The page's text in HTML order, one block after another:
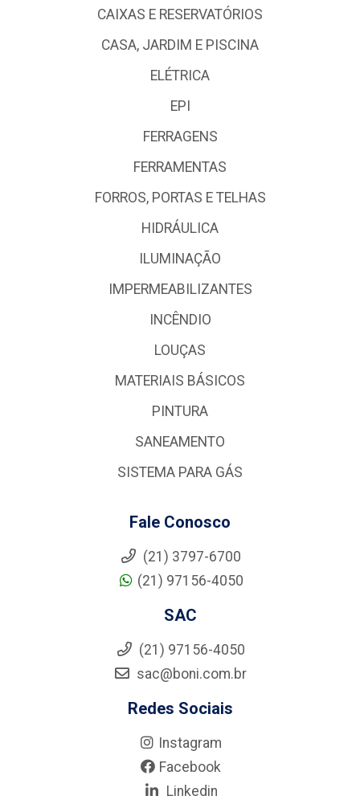
CAIXAS E RESERVATÓRIOS
CASA, JARDIM E PISCINA
ELÉTRICA
EPI
FERRAGENS
FERRAMENTAS
FORROS, PORTAS E TELHAS
HIDRÁULICA
ILUMINAÇÃO
IMPERMEABILIZANTES
INCÊNDIO
LOUÇAS
MATERIAIS BÁSICOS
PINTURA
SANEAMENTO
SISTEMA PARA GÁS
Fale Conosco
(21) 3797-6700
(21) 97156-4050
SAC
(21) 97156-4050
sac@boni.com.br
Redes Sociais
Instagram
Facebook
Linkedin